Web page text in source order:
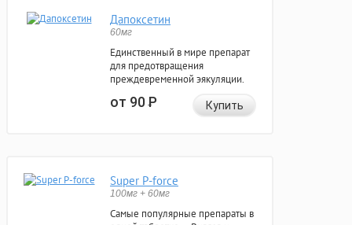
Дапоксетин
60мг
Единственный в мире препарат
для предотвращения
преждевременной эякуляции.
от 90Р Купить
Super P-force
100мг + 60мг
Самые популярные препараты в